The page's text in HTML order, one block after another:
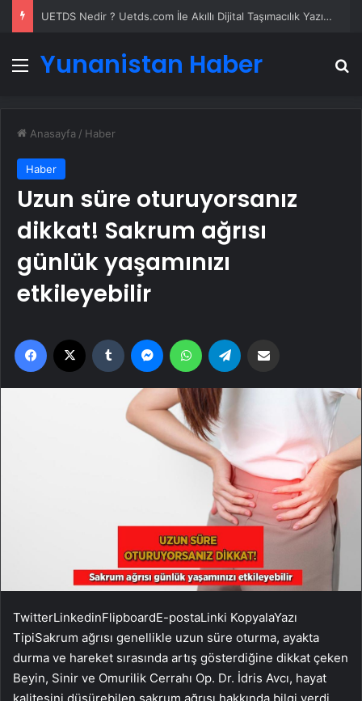
UETDS Nedir ? Uetds.com İle Akıllı Dijital Taşımacılık Yazılımı
Menü
Yunanistan Haber
Anasayfa / Haber
Haber
Uzun süre oturuyorsanız
dikkat! Sakrum ağrısı
günlük yaşamınızı
etkileyebilir
Facebook Tumblr MessengerWhatsApp
TwitterLinkedinFlipboardE-postaLinki KopyalaYazı
TipiSakrum ağrısı genellikle uzun süre oturma, ayakta
durma ve hareket sırasında artış gösterdiğine dikkat çeken
Beyin, Sinir ve Omurilik Cerrahı Op. Dr. İdris Avcı, hayat